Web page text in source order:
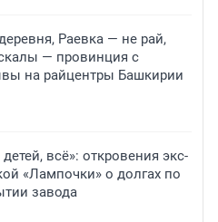
Раевка — не рай,
— провинция с
на райцентры Башкирии
всё»: откровения экс-
«Лампочки» о долгах по
завода